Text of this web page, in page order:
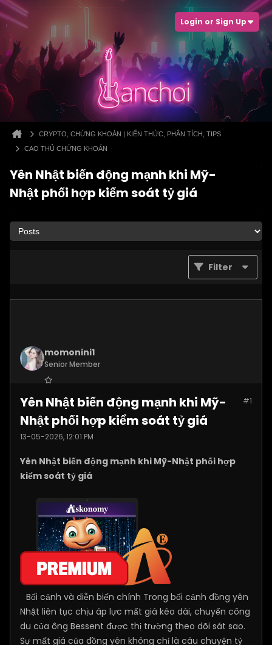
Login or Sign Up
CRYPTO, CHỨNG KHOÁN | KIẾN THỨC, PHÂN TÍCH, TIPS
CAO THỦ CHỨNG KHOÁN
Yên Nhật biến động mạnh khi Mỹ-
Nhật phối hợp kiểm soát tỷ giá
Filter
momonini1
Senior Member
Posts:5399 #1
Yên Nhật biến động mạnh khi Mỹ-
Nhật phối hợp kiểm soát tỷ giá
13-05-2026, 12:01 PM
Yên Nhật biến động mạnh khi Mỹ-Nhật phối hợp
kiểm soát tỷ giá
Bối cảnh và diễn biến chính Trong bối cảnh đồng yên
Nhật liên tục chịu áp lực mất giá kéo dài, chuyến công
du của ông Bessent được thị trường theo dõi sát sao.
Sự mất giá của đồng yên không chỉ là câu chuyện tỷ